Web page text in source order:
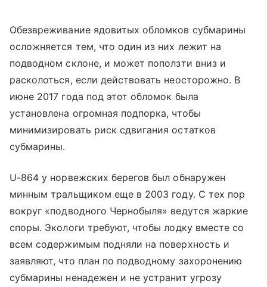
Обезвреживание ядовитых обломков субмарины
осложняется тем, что один из них лежит на
подводном склоне, и может поползти вниз и
расколоться, если действовать неосторожно. В
июне 2017 года под этот обломок была
установлена огромная подпорка, чтобы
минимизировать риск сдвигания остатков
субмарины.
U-864 у норвежских берегов был обнаружен
минным тральщиком еще в 2003 году. С тех пор
вокруг «подводного Чернобыля» ведутся жаркие
споры. Экологи требуют, чтобы лодку вместе со
всем содержимым подняли на поверхность и
заявляют, что план по подводному захоронению
субмарины ненадежен и не устранит угрозу